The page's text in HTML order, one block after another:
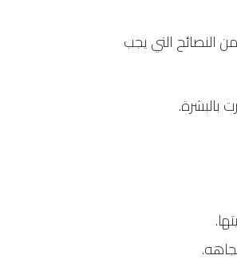
التي يجب
بالبشرة.